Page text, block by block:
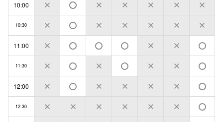
10:00
10:30
11:00
11:30
12:00
12:30